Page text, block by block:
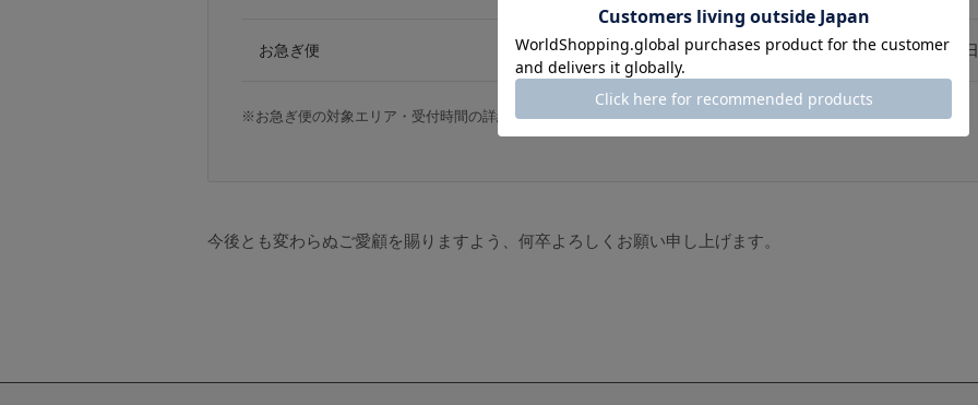
お急ぎ便 605円 880円 即
※お急ぎ便の対象エリア・受付時間の詳細については、ご利用ガイドをご確認ください。
今後とも変わらぬご愛顧を賜りますよう、何卒よろしくお願い申し上げます。